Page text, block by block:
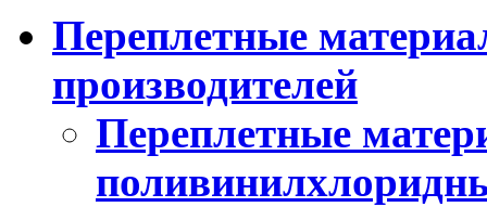
Переплетные
производителей
Переплетные